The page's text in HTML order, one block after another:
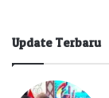
Update Terbaru